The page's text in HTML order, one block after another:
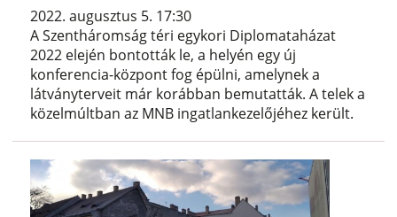
2022. augusztus 5. 17:30
A Szentháromság téri egykori Diplomataházat
2022 elején bontották le, a helyén egy új
konferencia-központ fog épülni, amelynek a
látványterveit már korábban bemutatták. A telek a
közelmúltban az MNB ingatlankezelőjéhez került.